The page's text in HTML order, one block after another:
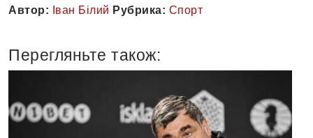
Автор: Іван Білий Рубрика: Спорт
Перегляньте також: